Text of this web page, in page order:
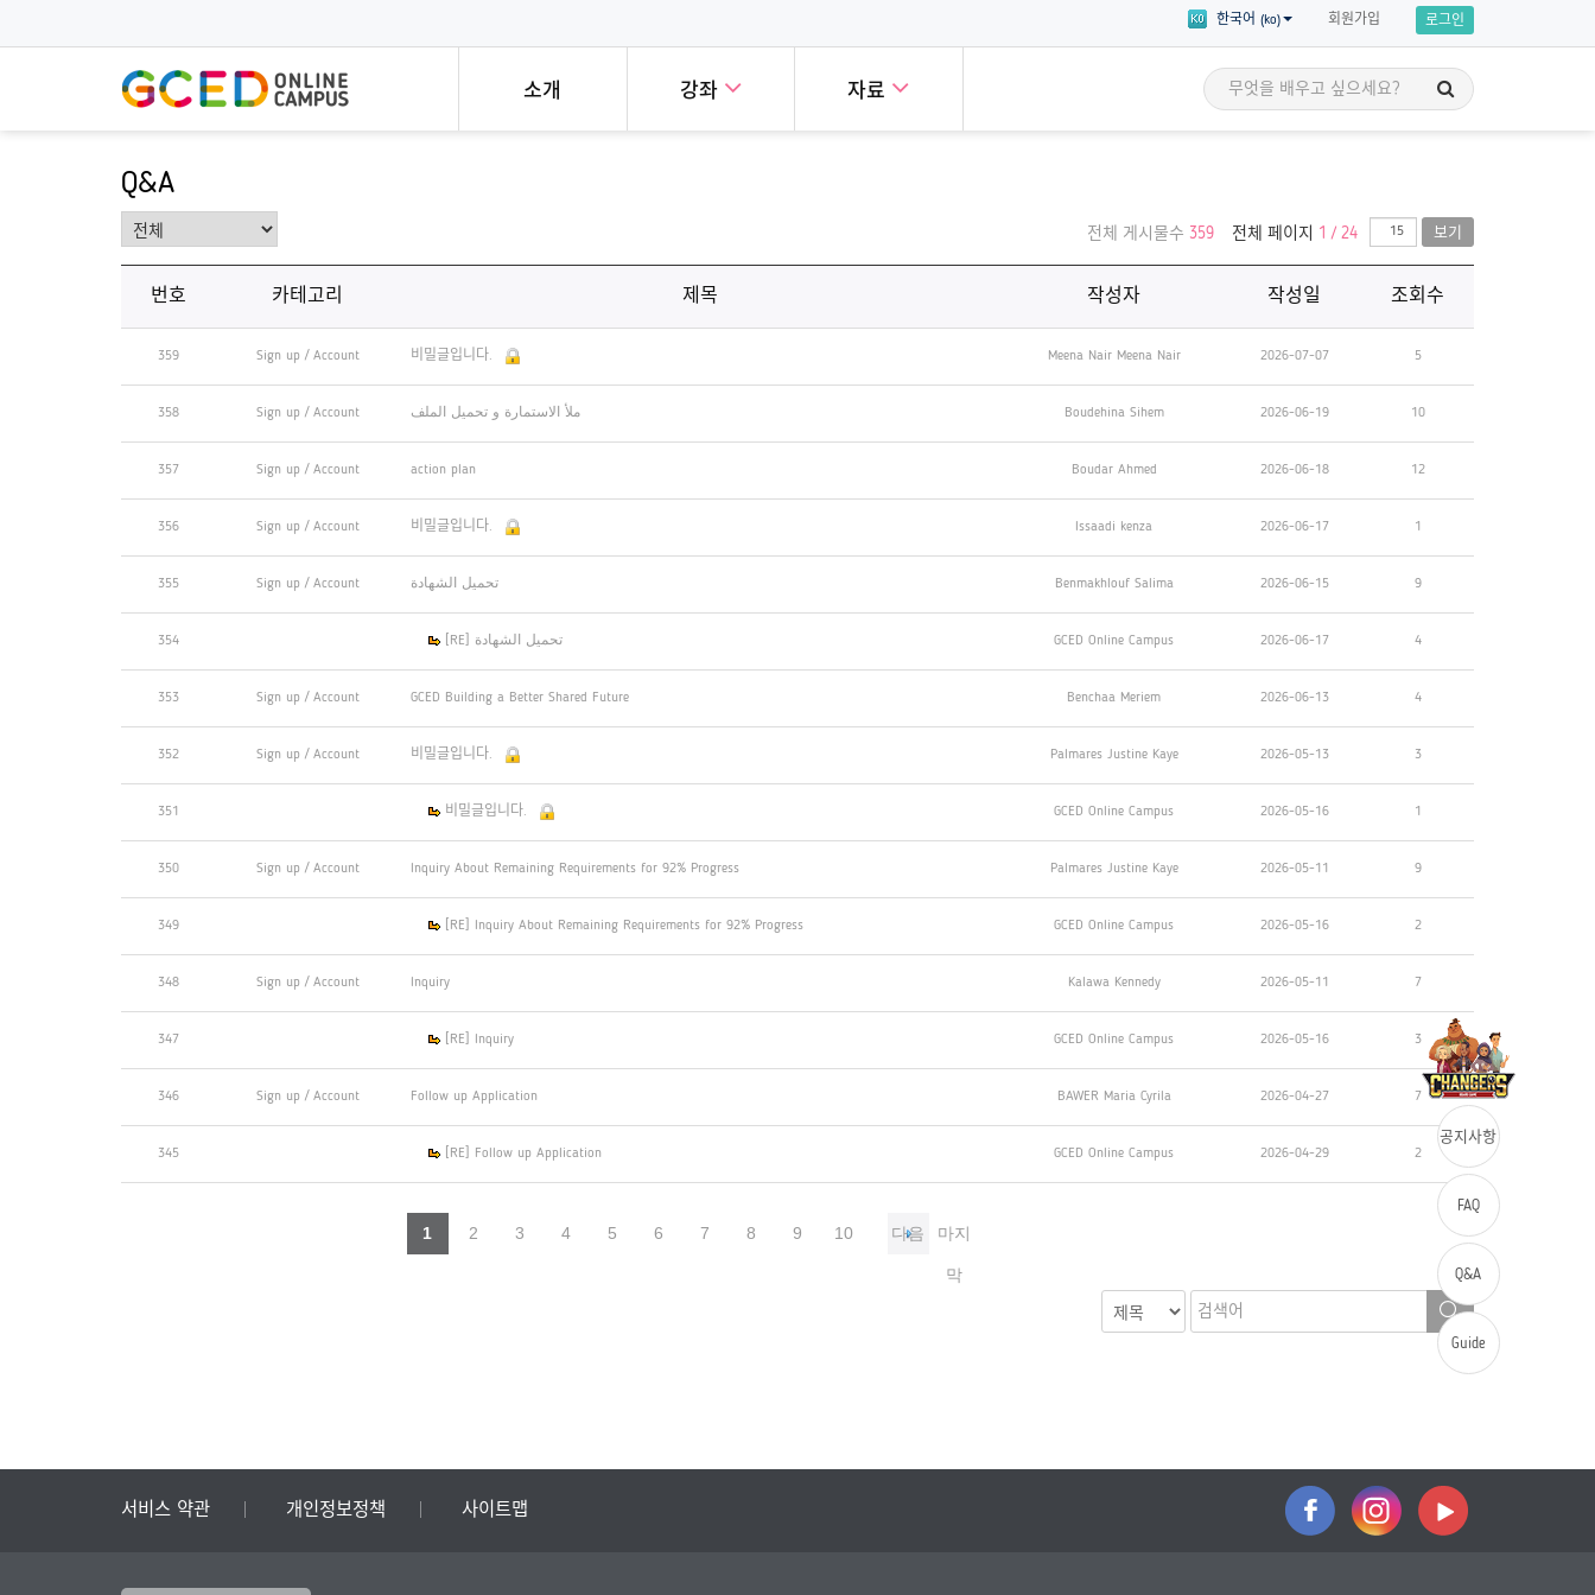
콘
한국어 (ko) 회원가입 로그인
소개 강좌
모든 멤버에게 공개된 강좌입니다!
세계시민교육의 세부 주제에 대한
다양한 과정을 수강할 수 있습니다!
자료
전세계 세계시민교육 전문가의
특강시리즈입니다!
빠르고, 재미있는 방법을 소개합니다!
사례를 소개합니다!
세계시민의 이야기를 통해 영감을 얻고
자신만의 세계시민교육 애드보커시를
시작할 준비를 해보세요!
Q&A
전체 게시물수 359 전체 페이지 1 / 24 보기
번호 카테고리 제목 작성자 작성일 조회수
359 Sign up / Account 비밀글입니다. Meena Nair Meena Nair 2026-07-07 5
358 Sign up / Account ملأ الاستمارة و تحميل الملف Boudehina Sihem 2026-06-19 10
357 Sign up / Account action plan Boudar Ahmed 2026-06-18 12
356 Sign up / Account 비밀글입니다. Issaadi kenza 2026-06-17 1
355 Sign up / Account تحميل الشهادة Benmakhlouf Salima 2026-06-15 9
354 [RE] تحميل الشهادة GCED Online Campus 2026-06-17 4
353 Sign up / Account GCED Building a Better Shared Future Benchaa Meriem 2026-06-13 4
352 Sign up / Account 비밀글입니다. Palmares Justine Kaye 2026-05-13 3
351 비밀글입니다. GCED Online Campus 2026-05-16 1
350 Sign up / Account Inquiry About Remaining Requirements for 92% Progress Palmares Justine Kaye 2026-05-11 9
349 [RE] Inquiry About Remaining Requirements for 92% Progress GCED Online Campus 2026-05-16 2
348 Sign up / Account Inquiry Kalawa Kennedy 2026-05-11 7
347 [RE] Inquiry GCED Online Campus 2026-05-16 3
346 Sign up / Account Follow up Application BAWER Maria Cyrila 2026-04-27 7
345 [RE] Follow up Application GCED Online Campus 2026-04-29 2
1 2 3 4 5 6 7 8 9 10 다음 마지
막
서비스 약관 개인정보정책 사이트맵
공지사항
FAQ
Q&A
Guide